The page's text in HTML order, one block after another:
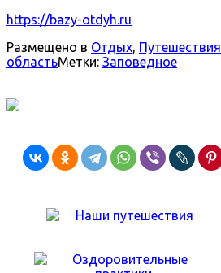
https://bazy-otdyh.ru
Размещено в Отдых, Путешествия
областьМетки: Заповедное